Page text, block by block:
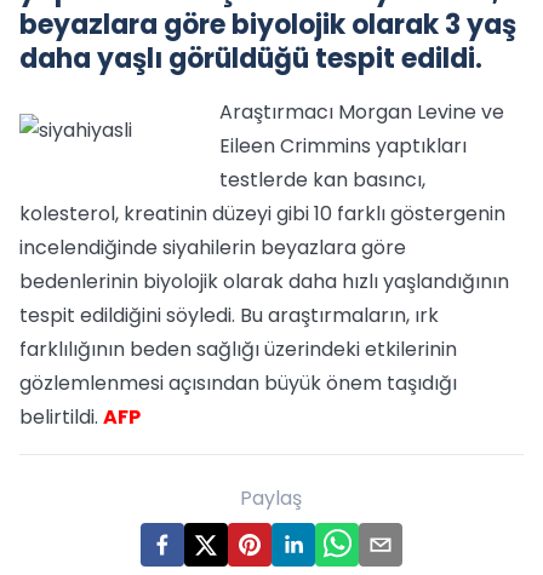
beyazlara göre biyolojik olarak 3 yaş
daha yaşlı görüldüğü tespit edildi.
Araştırmacı Morgan Levine ve
Eileen Crimmins yaptıkları
testlerde kan basıncı,
kolesterol, kreatinin düzeyi gibi 10 farklı göstergenin
incelendiğinde siyahilerin beyazlara göre
bedenlerinin biyolojik olarak daha hızlı yaşlandığının
tespit edildiğini söyledi. Bu araştırmaların, ırk
farklılığının beden sağlığı üzerindeki etkilerinin
gözlemlenmesi açısından büyük önem taşıdığı
belirtildi. AFP
Paylaş